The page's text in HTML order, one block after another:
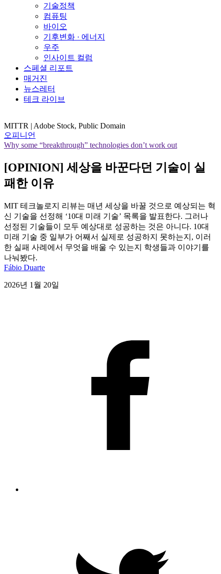
기술정책
컴퓨팅
바이오
기후변화 · 에너지
우주
인사이트 컬럼
스페셜 리포트
매거진
뉴스레터
테크 라이브
MITTR | Adobe Stock, Public Domain
오피니언
Why some “breakthrough” technologies don’t work out
[OPINION] 세상을 바꾼다던 기술이 실
패한 이유
MIT 테크놀로지 리뷰는 매년 세상을 바꿀 것으로 예상되는 혁
신 기술을 선정해 ‘10대 미래 기술’ 목록을 발표한다. 그러나
선정된 기술들이 모두 예상대로 성공하는 것은 아니다. 10대
미래 기술 중 일부가 어째서 실제로 성공하지 못하는지, 이러
한 실패 사례에서 무엇을 배울 수 있는지 학생들과 이야기를
나눠봤다.
Fábio Duarte
2026년 1월 20일